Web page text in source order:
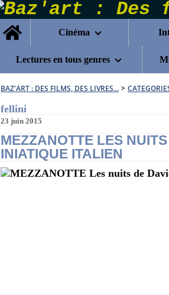
Home
Cinéma
Lectures en tous genres
BAZ'ART : DES FILMS, DES LIVRES... >
fellini
23 juin 2015
MEZZANOTTE LES
INIATIQUE ITALIEN